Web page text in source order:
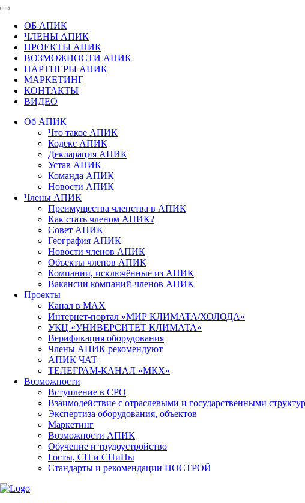
ОБ АПИК
ЧЛЕНЫ АПИК
ПРОЕКТЫ АПИК
ВОЗМОЖНОСТИ АПИК
ПАРТНЕРЫ АПИК
МАРКЕТИНГ
КОНТАКТЫ
ВИДЕО
Об АПИК
Что такое АПИК
Кодекс АПИК
Декларация АПИК
Устав АПИК
Команда АПИК
Новости АПИК
Члены АПИК
Преимущества членства в АПИК
Как стать членом АПИК?
Совет АПИК
География АПИК
Новости членов АПИК
Объекты членов АПИК
Компании, исключённые из АПИК
Вакансии компаний-членов АПИК
Проекты
Канал в MAX
Интернет-портал «МИР КЛИМАТА/ХОЛОДА»
УКЦ «УНИВЕРСИТЕТ КЛИМАТА»
Верификация оборудования
Члены АПИК рекомендуют
АПИК ЧАТ
ТЕЛЕГРАМ-КАНАЛ «МКХ»
Возможности
Вступление в СРО
Взаимодействие с отраслевыми и государственными
Экспертиза оборудования, объектов
Маркетинг
Возможности АПИК
Обучение и трудоустройство
Госты, СП и СНиПы
Стандарты и рекомендации НОСТРОЙ